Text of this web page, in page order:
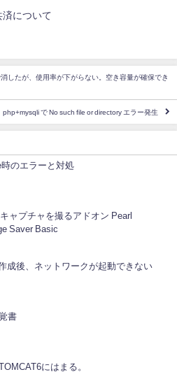
について
したが、使用率が下がらない。空き容量が確保でき
php+mysqli で No such file or directory エラー発生
のエラーと対処
ャプチャを撮るアドオン Pearl
Saver Basic
成後、ネットワークが起動できない
書
にはまる。